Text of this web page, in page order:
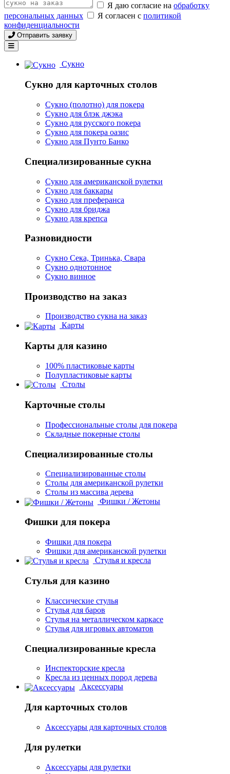
Я даю согласие на обработку
персональных данных
Я согласен с политикой
конфиденциальности
Отправить заявку
Сукно
Сукно для карточных столов
Сукно (полотно) для покера
Сукно для блэк джэка
Сукно для русского покера
Сукно для покера оазис
Сукно для Пунто Банко
Специализированные сукна
Сукно для американской рулетки
Сукно для баккары
Сукно для преферанса
Сукно для бриджа
Сукно для крепса
Разновидности
Сукно Сека, Тринька, Свара
Сукно однотонное
Сукно винное
Производство на заказ
Производство сукна на заказ
Карты
Карты для казино
100% пластиковые карты
Полупластиковые карты
Столы
Карточные столы
Профессиональные столы для покера
Складные покерные столы
Специализированные столы
Специализированные столы
Столы для американской рулетки
Столы из массива дерева
Фишки / Жетоны
Фишки для покера
Фишки для покера
Фишки для американской рулетки
Стулья и кресла
Стулья для казино
Классические стулья
Стулья для баров
Стулья на металлическом каркасе
Стулья для игровых автоматов
Специализированные кресла
Инспекторские кресла
Кресла из ценных пород дерева
Аксессуары
Для карточных столов
Аксессуары для карточных столов
Для рулетки
Аксессуары для рулетки